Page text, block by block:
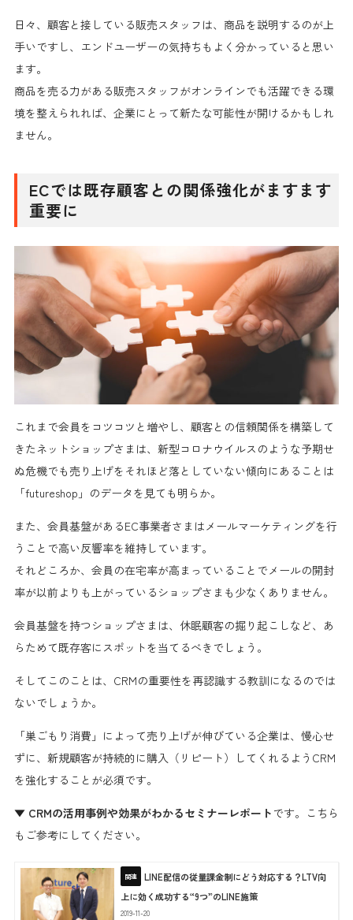
日々、顧客と接している販売スタッフは、商品を説明するのが上
手いですし、 エンドユーザーの気持ちもよく分かっている と思い
ます。
商品を売る力がある販売スタッフがオンラインでも活躍できる環
境を整えられれば、企業にとって新たな可能性が開けるかもしれ
ません。
ECでは既存顧客との関係強化がますます
重要に
これまで会員をコツコツと増やし、 顧客との信頼関係を構築して
きたネットショップさまは、新型コロナウイルスのような予期せ
ぬ危機でも売り上げをそれほど落としていない傾向にある ことは
「futureshop」のデータを見ても明らか。
また、 会員基盤があるEC事業者さまはメールマーケティングを行
うことで高い反響率を維持しています。
それどころか、会員の在宅率が高まっている ことでメールの開封
率が以前よりも上がっている ショップさまも少なくありません。
会員基盤を持つショップさまは、 休眠顧客の掘り起こしなど、あ
らためて既存客にスポットを当てるべきでしょう。
そしてこのことは、 CRMの重要性を再認識する教訓になるのでは
ないでしょうか。
「巣ごもり消費」によって売り上げが伸びている企業は、慢心せ
ずに、新規顧客が持続的に購入（リピート）してくれるようCRM
を強化することが必須です。
▼ CRMの活用事例や効果がわかるセミナーレポート です。こちら
もご参考にしてください。
LINE配信の従量課金制にどう対応する？LTV向
上に効く成功する“9つ”のLINE施策
2019-11-20